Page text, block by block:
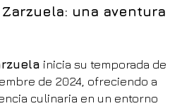
una aventura
inicia su temporada de
de 2024, ofreciendo a
culinaria en un entorno